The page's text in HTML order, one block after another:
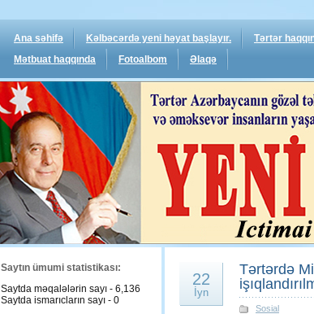
Ana səhifə Kəlbəcərdə yeni həyat başlayır. Tərtər
Mətbuat haqqında
Fotoalbom Əlaqə
Saytın ümumi statistikası:
Saytda məqalələrin sayı - 6,136
Saytda ismarıcların sayı - 0
22
İyn
Tərtərdə
Sosial